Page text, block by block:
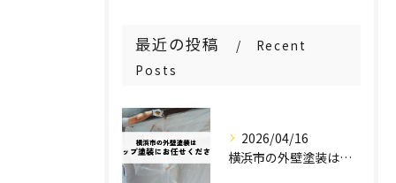
最近の投稿
Recent
Posts
2026/04/16
横浜市の外壁塗装はステップ塗装にお任せください！